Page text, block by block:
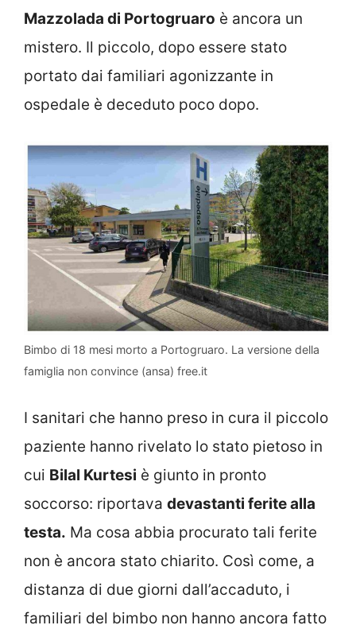
Mazzolada di Portogruaro è ancora un
mistero. Il piccolo, dopo essere stato
portato dai familiari agonizzante in
ospedale è deceduto poco dopo.
Bimbo di 18 mesi morto a Portogruaro. La versione della
famiglia non convince (ansa) free.it
I sanitari che hanno preso in cura il piccolo
paziente hanno rivelato lo stato pietoso in
cui Bilal Kurtesi è giunto in pronto
soccorso: riportava devastanti ferite alla
testa. Ma cosa abbia procurato tali ferite
non è ancora stato chiarito. Così come, a
distanza di due giorni dall’accaduto, i
familiari del bimbo non hanno ancora fatto